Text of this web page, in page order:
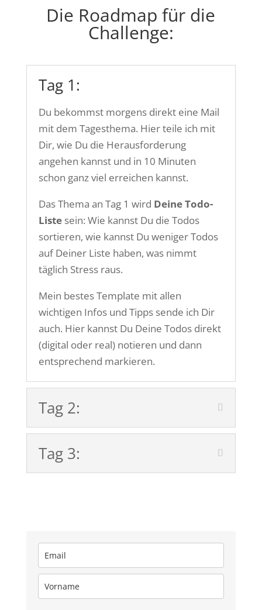
Die Roadmap für die
Challenge:
Tag 1:
Du bekommst morgens direkt eine Mail
mit dem Tagesthema. Hier teile ich mit
Dir, wie Du die Herausforderung
angehen kannst und in 10 Minuten
schon ganz viel erreichen kannst.
Das Thema an Tag 1 wird Deine Todo-
Listesein: Wie kannst Du die Todos
sortieren, wie kannst Du weniger Todos
auf Deiner Liste haben, was nimmt
täglich Stress raus.
Mein bestes Template mit allen
wichtigen Infos und Tipps sende ich Dir
auch. Hier kannst Du Deine Todos direkt
(digital oder real) notieren und dann
entsprechend markieren.
Tag 2:
Tag 3: